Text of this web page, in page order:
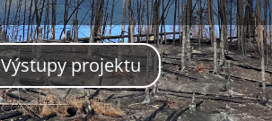
Výstupy projektu